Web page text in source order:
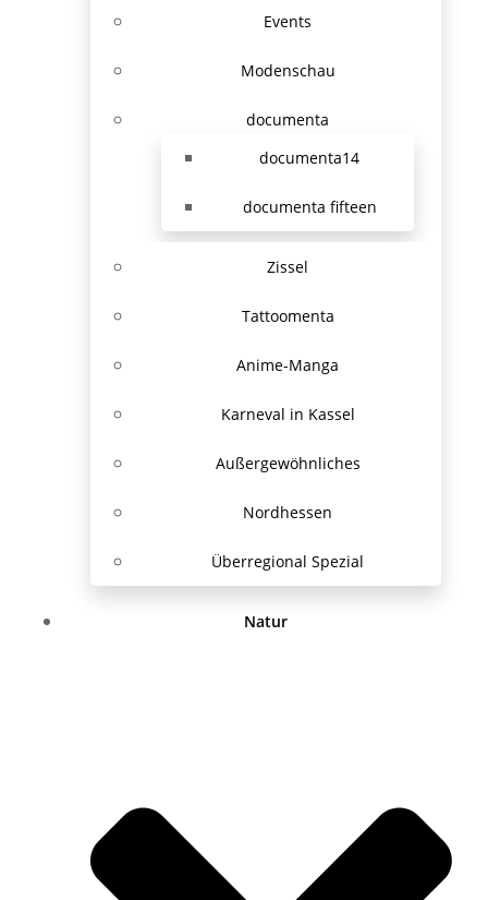
Events
Modenschau
documenta
documenta14
documenta fifteen
Zissel
Tattoomenta
Anime-Manga
Karneval in Kassel
Außergewöhnliches
Nordhessen
Überregional Spezial
Natur